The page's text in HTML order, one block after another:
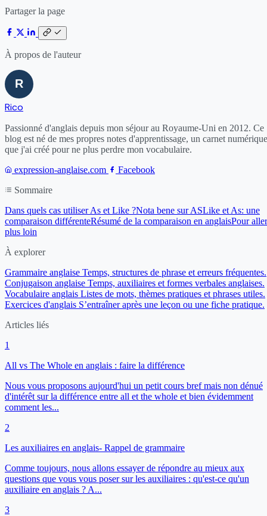
Partager la page
À propos de l'auteur
Rico
Passionné d'anglais depuis mon séjour au Royaume-Uni en 2012. Ce
blog est né de mes propres notes d'apprentissage, un carnet numérique
que j'ai créé pour ne plus perdre mon vocabulaire.
expression-anglaise.com
Facebook
Sommaire
Dans quels cas utiliser As et Like ?Nota bene sur ASLike et As: une
comparaison différenteRésumé de la comparaison en anglaisPour aller
plus loin
À explorer
Grammaire anglaise Temps, structures de phrase et erreurs fréquentes.
Conjugaison anglaise Temps, auxiliaires et formes verbales anglaises.
Vocabulaire anglais Listes de mots, thèmes pratiques et phrases utiles.
Exercices d'anglais S’entraîner après une leçon ou une fiche pratique.
Articles liés
1
All vs The Whole en anglais : faire la différence
Nous vous proposons aujourd'hui un petit cours bref mais non dénué
d'intérêt sur la différence entre all et the whole et bien évidemment
comment les...
2
Les auxiliaires en anglais- Rappel de grammaire
Comme toujours, nous allons essayer de répondre au mieux aux
questions que vous vous poser sur les auxiliaires : qu'est-ce qu'un
auxiliaire en anglais ? A...
3